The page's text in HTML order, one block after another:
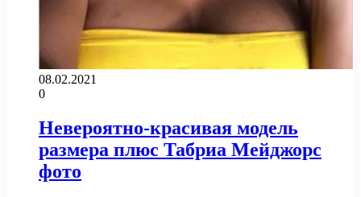
08.02.2021
0
Невероятно-красивая модель
размера плюс Табриа Мейджорс
фото